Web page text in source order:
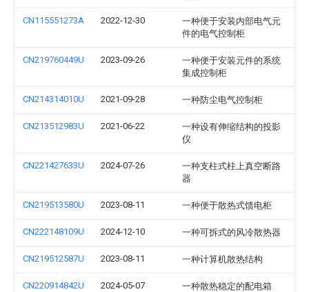
CN115551273A 2022-12-30
一种便于安装内部电气元
件的电气控制柜
CN219760449U 2023-09-26
一种便于安装元件的系统
集成控制柜
CN214314010U 2021-09-28 一种防尘电气控制柜
CN213512983U 2021-06-22
一种设有伸缩结构的投影
仪
CN221427633U 2024-07-26
一种支柱式柱上真空断路
器
CN219513580U 2023-08-11 一种便于散热式馈电柜
CN222148109U 2024-12-10 一种可拆式的风冷散热器
CN219512587U 2023-08-11 一种计算机散热结构
CN220914842U 2024-05-07 一种散热稳定的配电箱